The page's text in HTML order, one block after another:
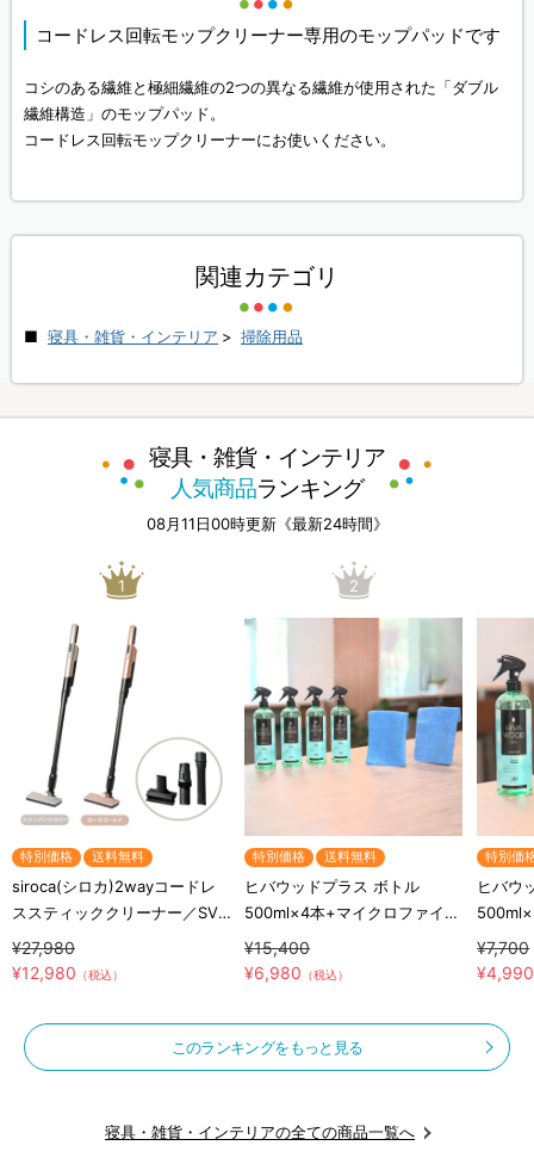
コードレス回転モップクリーナー専用のモップパッドです
コシのある繊維と極細繊維の2つの異なる繊維が使用された「ダブル
繊維構造」のモップパッド。
コードレス回転モップクリーナーにお使いください。
関連カテゴリ
寝具・雑貨・インテリア > 掃除用品
寝具・雑貨・インテリア
人気商品ランキング
08月11日00時更新《最新24時間》
1
特別価格 送料無料
siroca(シロカ)2wayコードレ
ススティッククリーナー／SV-
S281
¥27,980
¥12,980 （税込）
2
特別価格 送料無料
ヒバウッドプラス ボトル
500ml×4本+マイクロファイバ
ークロス×2枚／防虫スプレー
／防虫剤／害虫忌避剤
¥15,400
¥6,980 （税込）
特別価
ヒバウ
ークロ
／防虫
¥7,700
¥4,990
このランキングをもっと見る
寝具・雑貨・インテリアの全ての商品一覧へ